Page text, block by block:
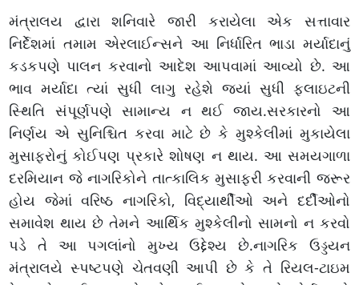
મંત્રાલય દ્વારા શનિવારે જારી કરાયેલા એક સત્તાવાર
નિર્દેશમાં તમામ એરલાઈન્સને આ નિર્ધારિત ભાડા મર્યાદાનું
કડકપણે પાલન કરવાનો આદેશ આપવામાં આવ્યો છે. આ
ભાવ મર્યાદા ત્યાં સુધી લાગુ રહેશે જ્યાં સુધી ફ્લાઇટની
સ્થિતિ સંપૂર્ણપણે સામાન્ય ન થઈ જાય.સરકારનો આ
નિર્ણય એ સુનિશ્ચિત કરવા માટે છે કે મુશ્કેલીમાં મુકાયેલા
મુસાફરોનું કોઈપણ પ્રકારે શોષણ ન થાય. આ સમયગાળા
દરમિયાન જે નાગરિકોને તાત્કાલિક મુસાફરી કરવાની જરૂર
હોય જેમાં વરિષ્ઠ નાગરિકો, વિદ્યાર્થીઓ અને દર્દીઓનો
સમાવેશ થાય છે તેમને આર્થિક મુશ્કેલીનો સામનો ન કરવો
પડે તે આ પગલાંનો મુખ્ય ઉદ્દેશ્ય છે.નાગરિક ઉડ્ડયન
મંત્રાલયે સ્પષ્ટપણે ચેતવણી આપી છે કે તે રિયલ-ટાઇમ